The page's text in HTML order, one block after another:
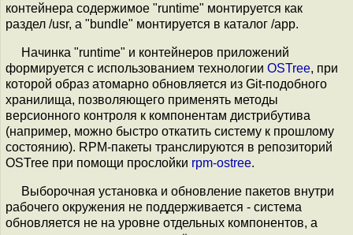
контейнера содержимое "runtime" монтируется как
раздел /usr, а "bundle" монтируется в каталог /app.
Начинка "runtime" и контейнеров приложений
формируется с использованием технологии OSTree, при
которой образ атомарно обновляется из Git-подобного
хранилища, позволяющего применять методы
версионного контроля к компонентам дистрибутива
(например, можно быстро откатить систему к прошлому
состоянию). RPM-пакеты транслируются в репозиторий
OSTree при помощи прослойки rpm-ostree.
Выборочная установка и обновление пакетов внутри
рабочего окружения не поддерживается - система
обновляется не на уровне отдельных компонентов, а